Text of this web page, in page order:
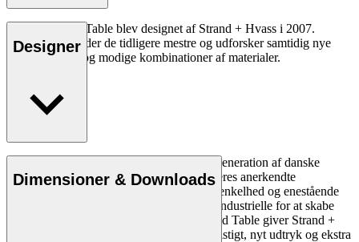
SH900 Extend Table blev designet af Strand + Hvass i 2007.
Spisebordet hylder de tidligere mestre og udforsker samtidig nye
konstruktioner og modige kombinationer af materialer.
Designer
Duoen Strand + Hvass er en del af en ny generation af danske
designere, der viderefører visionerne fra deres anerkendte
forgængere. De to designere fokuserer på enkelhed og enestående
kvalitet, og kombinerer det unikke og det industrielle for at skabe
fremtidens moderne klassikere. Med Extend Table giver Strand +
Hvass moderne dansk møbeltradition et dristigt, nyt udtryk og ekstra
Dimensioner & Downloads